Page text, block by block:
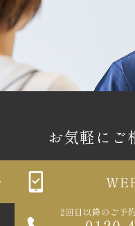
お気軽にご